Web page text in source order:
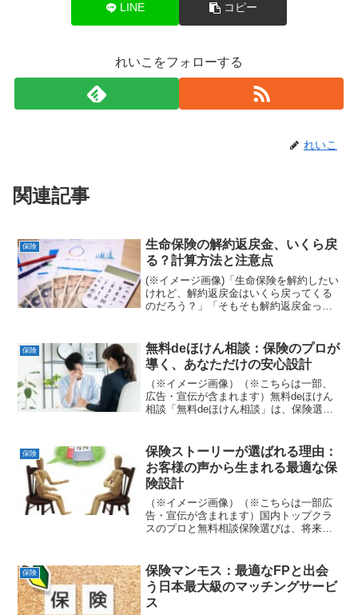
LINE コピー
れいこをフォローする
れいこ
関連記事
保険
生命保険の解約返戻金、いくら戻
る？計算方法と注意点
(※イメージ画像)「生命保険を解約したい
けれど、解約返戻金はいくら戻ってくる
のだろう？」「そもそも解約返戻金って
金は、支払った保険料が全て戻ってくる
わけではありません。...
保険
無料deほけん相談：保険のプロが
導く、あなただけの安心設計
（※イメージ画像）（※こちらは一部、
広告・宣伝が含まれます）無料deほけん
相談「無料deほけん相談」は、保険選び
門知識と豊富な経験を活かし、お客様一
人ひとりの状況やニー...
保険
保険ストーリーが選ばれる理由：
お客様の声から生まれる最適な保
険設計
（※イメージ画像）（※こちらは一部広
告・宣伝が含まれます）国内トップクラ
スのプロと無料相談保険選びは、将来の
プランを見つけ出すのは容易ではありま
せん。保険ストーリーは、お...
保険
保険マンモス：最適なFPと出会
う日本最大級のマッチングサービ
ス